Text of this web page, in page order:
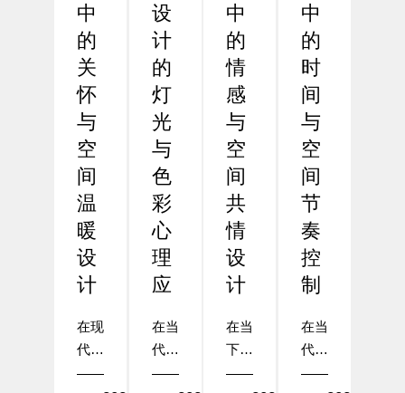
中
的
关
怀
与
空
间
温
暖
设
计
在现
代酒
店设
设
计
的
灯
光
与
色
彩
心
理
应
在当
代酒
店设
中
的
情
感
与
空
间
共
情
设
计
在当
下的
酒店
中
的
时
间
与
空
间
节
奏
控
制
在当
代酒
店设